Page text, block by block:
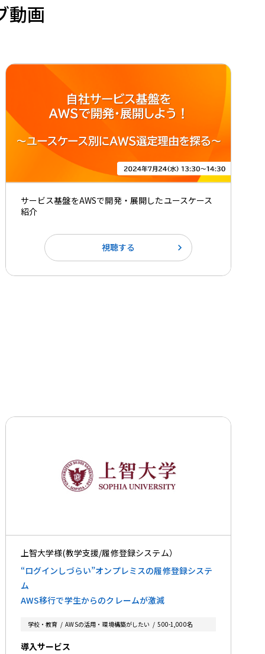
動画
サービス基盤をAWSで開発・展開したユースケース
紹介
視聴する
上智大学様(教学支援/履修登録システム）
“ログインしづらい”オンプレミスの履修登録システ
ム
AWS移行で学生からのクレームが激減
学校・教育 AWSの活用・環境構築がしたい 500-1,000名
導入サービス